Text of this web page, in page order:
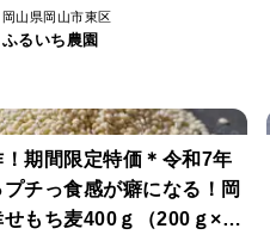
岡山県岡山市東区
ふるいち農園
期間限定特価＊令和7年
チっ食感が癖になる！岡
せもち麦400ｇ（200ｇ×